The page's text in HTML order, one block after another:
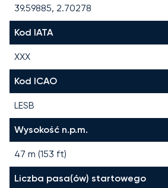
39.59885, 2.70278
Kod IATA
XXX
Kod ICAO
LESB
Wysokość n.p.m.
47 m (153 ft)
Liczba pasa(ów) startowego